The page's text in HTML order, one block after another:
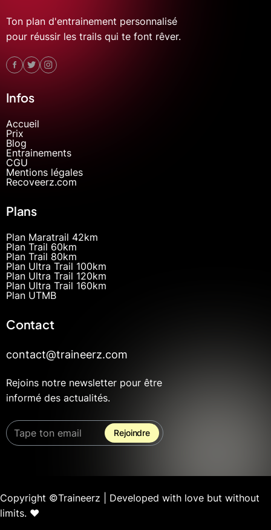
Ton plan d'entrainement personnalisé
pour réussir les trails qui te font rêver.
Infos
Accueil
Prix
Blog
Entrainements
CGU
Mentions légales
Recoveerz.com
Plans
Plan Maratrail 42km
Plan Trail 60km
Plan Trail 80km
Plan Ultra Trail 100km
Plan Ultra Trail 120km
Plan Ultra Trail 160km
Plan UTMB
Contact
contact@traineerz.com
Rejoins notre newsletter pour être
informé des actualités.
Copyright ©Traineerz | Developed with love but without
limits. ❤